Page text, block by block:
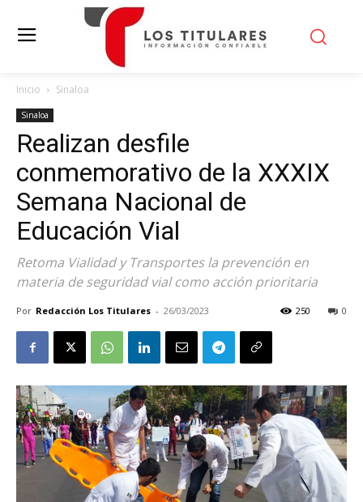
Inicio Sinaloa
Sinaloa
Realizan desfile
conmemorativo de la XXXIX
Semana Nacional de
Educación Vial
Retoma Vialidad y Transportes la prevención en
materia de seguridad vial como acción prioritaria
Por Redacción Los Titulares - 26/03/2023 0
250